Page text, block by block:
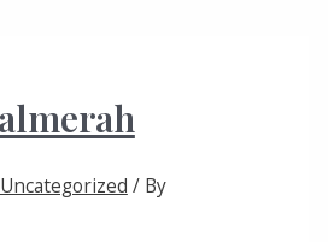
Uncategorized / By